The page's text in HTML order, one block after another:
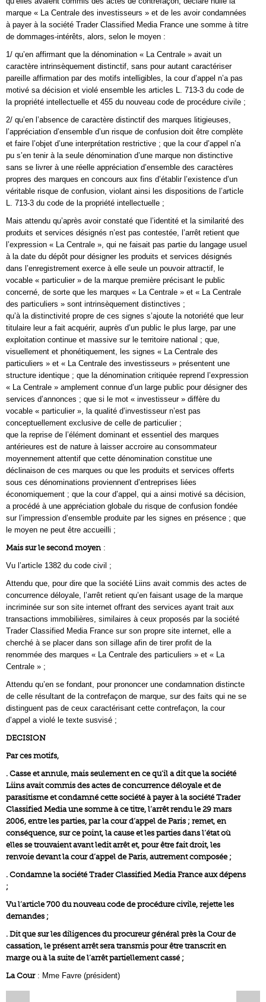
marque « La Centrale des investisseurs » et de les avoir condamnées
à payer à la société Trader Classified Media France une somme à titre
de dommages-intérêts, alors, selon le moyen :
1/ qu’en affirmant que la dénomination « La Centrale » avait un
caractère intrinsèquement distinctif, sans pour autant caractériser
pareille affirmation par des motifs intelligibles, la cour d’appel n’a pas
motivé sa décision et violé ensemble les articles L. 713-3 du code de
la propriété intellectuelle et 455 du nouveau code de procédure civile ;
2/ qu’en l’absence de caractère distinctif des marques litigieuses,
l’appréciation d’ensemble d’un risque de confusion doit être complète
et faire l’objet d’une interprétation restrictive ; que la cour d’appel n’a
pu s’en tenir à la seule dénomination d’une marque non distinctive
sans se livrer à une réelle appréciation d’ensemble des caractères
propres des marques en concours aux fins d’établir l’existence d’un
véritable risque de confusion, violant ainsi les dispositions de l’article
L. 713-3 du code de la propriété intellectuelle ;
Mais attendu qu’après avoir constaté que l’identité et la similarité des
produits et services désignés n’est pas contestée, l’arrêt retient que
l’expression « La Centrale », qui ne faisait pas partie du langage usuel
à la date du dépôt pour désigner les produits et services désignés
dans l’enregistrement exerce à elle seule un pouvoir attractif, le
vocable « particulier » de la marque première précisant le public
concerné, de sorte que les marques « La Centrale » et « La Centrale
des particuliers » sont intrinsèquement distinctives ;
qu’à la distinctivité propre de ces signes s’ajoute la notoriété que leur
titulaire leur a fait acquérir, auprès d’un public le plus large, par une
exploitation continue et massive sur le territoire national ; que,
visuellement et phonétiquement, les signes « La Centrale des
particuliers » et « La Centrale des investisseurs » présentent une
structure identique ; que la dénomination critiquée reprend l’expression
« La Centrale » amplement connue d’un large public pour désigner des
services d’annonces ; que si le mot « investisseur » diffère du
vocable « particulier », la qualité d’investisseur n’est pas
conceptuellement exclusive de celle de particulier ;
que la reprise de l’élément dominant et essentiel des marques
antérieures est de nature à laisser accroire au consommateur
moyennement attentif que cette dénomination constitue une
déclinaison de ces marques ou que les produits et services offerts
sous ces dénominations proviennent d’entreprises liées
économiquement ; que la cour d’appel, qui a ainsi motivé sa décision,
a procédé à une appréciation globale du risque de confusion fondée
sur l’impression d’ensemble produite par les signes en présence ; que
le moyen ne peut être accueilli ;
Mais sur le second moyen :
Vu l’article 1382 du code civil ;
Attendu que, pour dire que la société Liins avait commis des actes de
concurrence déloyale, l’arrêt retient qu’en faisant usage de la marque
incriminée sur son site internet offrant des services ayant trait aux
transactions immobilières, similaires à ceux proposés par la société
Trader Classified Media France sur son propre site internet, elle a
cherché à se placer dans son sillage afin de tirer profit de la
renommée des marques « La Centrale des particuliers » et « La
Centrale » ;
Attendu qu’en se fondant, pour prononcer une condamnation distincte
de celle résultant de la contrefaçon de marque, sur des faits qui ne se
distinguent pas de ceux caractérisant cette contrefaçon, la cour
d’appel a violé le texte susvisé ;
DECISION
Par ces motifs,
. Casse et annule, mais seulement en ce qu’il a dit que la société
Liins avait commis des actes de concurrence déloyale et de
parasitisme et condamné cette société à payer à la société Trader
Classified Media une somme à ce titre, l’arrêt rendu le 29 mars
2006, entre les parties, par la cour d’appel de Paris ; remet, en
conséquence, sur ce point, la cause et les parties dans l’état où
elles se trouvaient avant ledit arrêt et, pour être fait droit, les
renvoie devant la cour d’appel de Paris, autrement composée ;
. Condamne la société Trader Classified Media France aux dépens
;
Vu l’article 700 du nouveau code de procédure civile, rejette les
demandes ;
. Dit que sur les diligences du procureur général près la Cour de
cassation, le présent arrêt sera transmis pour être transcrit en
marge ou à la suite de l’arrêt partiellement cassé ;
La Cour: Mme Favre (président)